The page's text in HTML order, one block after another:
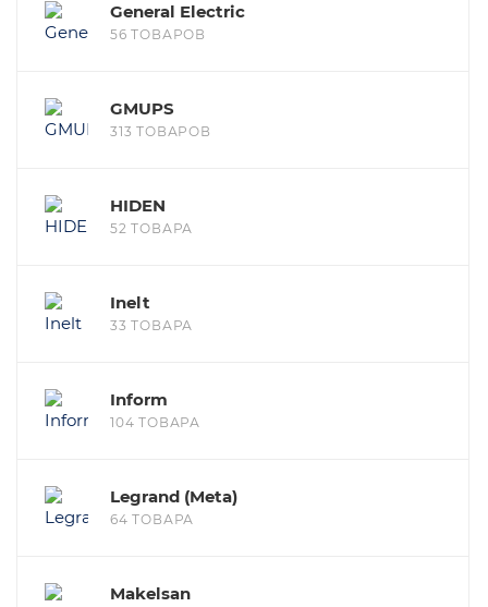
General Electric
56 ТОВАРОВ
GMUPS
313 ТОВАРОВ
HIDEN
52 ТОВАРА
Inelt
33 ТОВАРА
Inform
104 ТОВАРА
Legrand (Meta)
64 ТОВАРА
Makelsan